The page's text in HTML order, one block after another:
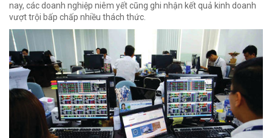
nay, các doanh nghiệp niêm yết cũng ghi nhận kết quả kinh doanh
vượt trội bấp chấp nhiều thách thức.